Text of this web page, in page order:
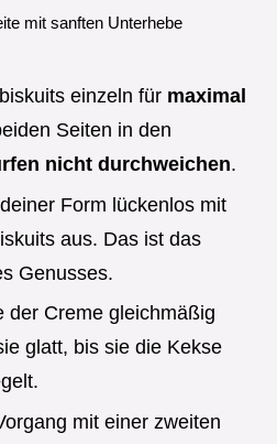
mit sanften Unterhebe
einzeln für maximal
Seiten in den
nicht durchweichen.
Form lückenlos mit
aus. Das ist das
Genusses.
der Creme gleichmäßig
glatt, bis sie die Kekse
mit einer zweiten